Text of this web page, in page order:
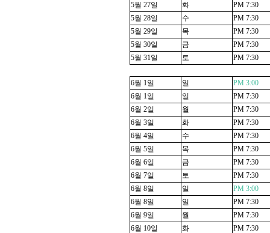
5월 27일 화
PM 7:30
5월 28일 수
PM 7:30
5월 29일 목
PM 7:30
5월 30일 금
PM 7:30
5월 31일 토 PM 7:30
6월 1일 일
PM 3:00
6월 1일 일
PM 7:30
6월 2일 월
PM 7:30
6월 3일 화
PM 7:30
6월 4일 수
PM 7:30
6월 5일 목
PM 7:30
6월 6일 금
PM 7:30
6월 7일 토
PM 7:30
6월 8일 일
PM 3:00
6월 8일 일
PM 7:30
6월 9일 월
PM 7:30
6월 10일 화
PM 7:30